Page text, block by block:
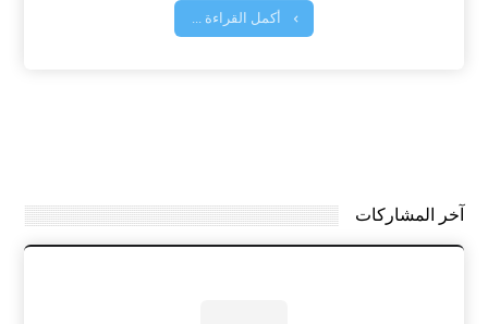
أكمل القراءة ...
آخر المشاركات